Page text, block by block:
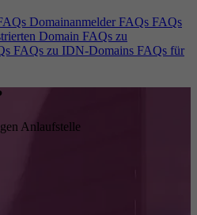
Domainanmelder FAQs FAQs
Domain FAQs zu
FAQs zu IDN-Domains FAQs für
Anlaufstelle